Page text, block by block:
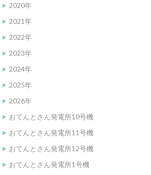
2020年
2021年
2022年
2023年
2024年
2025年
2026年
おてんとさん発電所10号機
おてんとさん発電所11号機
おてんとさん発電所12号機
おてんとさん発電所1号機